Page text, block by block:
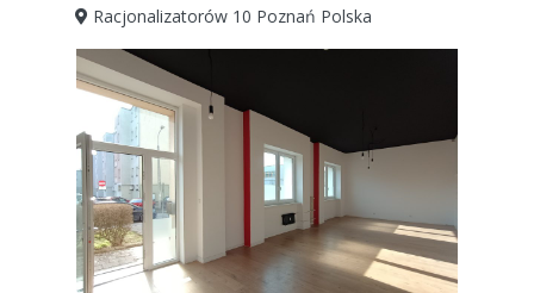
Racjonalizatorów 10 Poznań Polska